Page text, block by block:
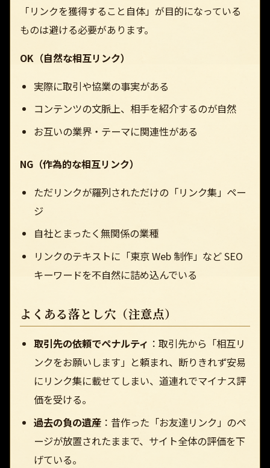
「リンクを獲得すること自体」が目的になっている
ものは避ける必要があります。
OK（自然な相互リンク）
実際に取引や協業の事実がある
コンテンツの文脈上、相手を紹介するのが自然
お互いの業界・テーマに関連性がある
NG（作為的な相互リンク）
ただリンクが羅列されただけの「リンク集」ペー
ジ
自社とまったく無関係の業種
リンクのテキストに「東京 Web 制作」など SEO
キーワードを不自然に詰め込んでいる
よくある落とし穴（注意点）
取引先の依頼でペナルティ ：取引先から「相互リ
ンクをお願いします」と頼まれ、断りきれず安易
にリンク集に載せてしまい、道連れでマイナス評
価を受ける。
過去の負の遺産：昔作った「お友達リンク」のペ
ージが放置されたままで、サイト全体の評価を下
げている。